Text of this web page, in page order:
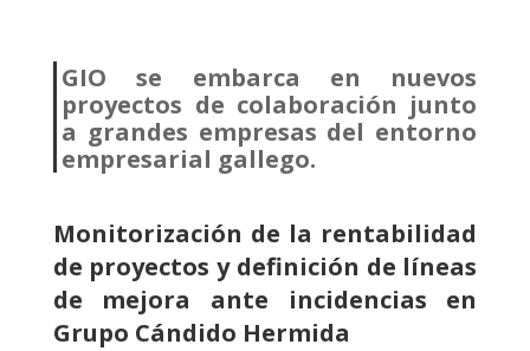
GIO se embarca en nuevos
proyectos de colaboración junto
a grandes empresas del entorno
empresarial gallego.
Monitorización de la rentabilidad
de proyectos y definición de líneas
de mejora ante incidencias en
Grupo Cándido Hermida